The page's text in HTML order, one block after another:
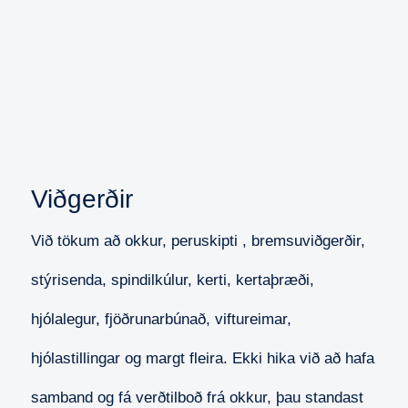
Viðgerðir
Við tökum að okkur, peruskipti , bremsuviðgerðir,
stýrisenda, spindilkúlur, kerti, kertaþræði,
hjólalegur, fjöðrunarbúnað, viftureimar,
hjólastillingar og margt fleira. Ekki hika við að hafa
samband og fá verðtilboð frá okkur, þau standast